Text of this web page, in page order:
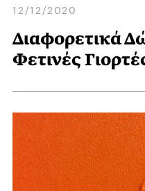
12/12/2020
Διαφορετικά
Φετινές